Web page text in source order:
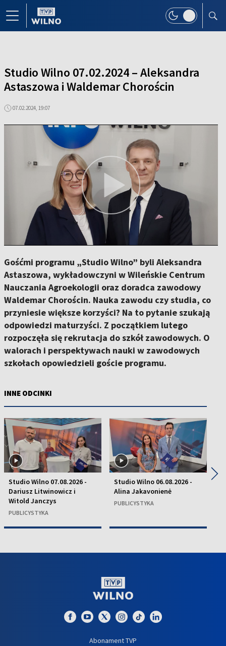
Studio Wilno 07.02.2024 – Aleksandra
Astaszowa i Waldemar Chorościn
07.02.2024, 19:07
Gośćmi programu „Studio Wilno” byli Aleksandra
Astaszowa, wykładowczyni w Wileńskie Centrum
Nauczania Agroekologii oraz doradca zawodowy
Waldemar Chorościn. Nauka zawodu czy studia, co
przyniesie większe korzyści? Na to pytanie szukają
odpowiedzi maturzyści. Z początkiem lutego
rozpoczęła się rekrutacja do szkół zawodowych. O
walorach i perspektywach nauki w zawodowych
szkołach opowiedzieli goście programu.
INNE ODCINKI
Studio Wilno 07.08.2026 -
Dariusz Litwinowicz i
Witold Janczys
PUBLICYSTYKA
Studio Wilno 06.08.2026 -
Alina Jakavonienė
PUBLICYSTYKA
▶
Abonament TVP